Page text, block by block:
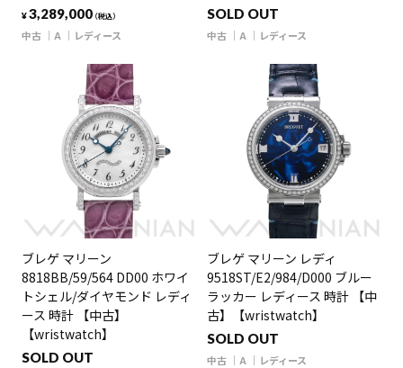
¥3,289,000（税込）
中古 A レディース
SOLD OUT
中古 A レディース
ブレゲ マリーン
8818BB/59/564 DD00 ホワイ
トシェル/ダイヤモンド レディ
ース 時計 【中古】
【wristwatch】
SOLD OUT
ブレゲ マリーン レディ
9518ST/E2/984/D000 ブルー
ラッカー レディース 時計 【中
古】【wristwatch】
SOLD OUT
中古 A レディース